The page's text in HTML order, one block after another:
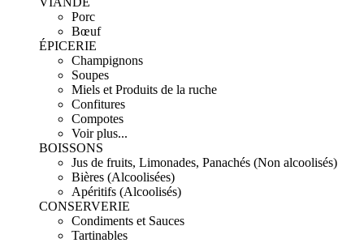
Porc
Bœuf
ÉPICERIE
Champignons
Soupes
Miels et Produits de la ruche
Confitures
Compotes
Voir plus...
BOISSONS
Jus de fruits, Limonades, Panachés (Non alcoolisés)
Bières (Alcoolisées)
Apéritifs (Alcoolisés)
CONSERVERIE
Condiments et Sauces
Tartinables